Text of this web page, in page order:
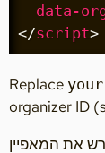
data-
</script>
Replace
organizer ID